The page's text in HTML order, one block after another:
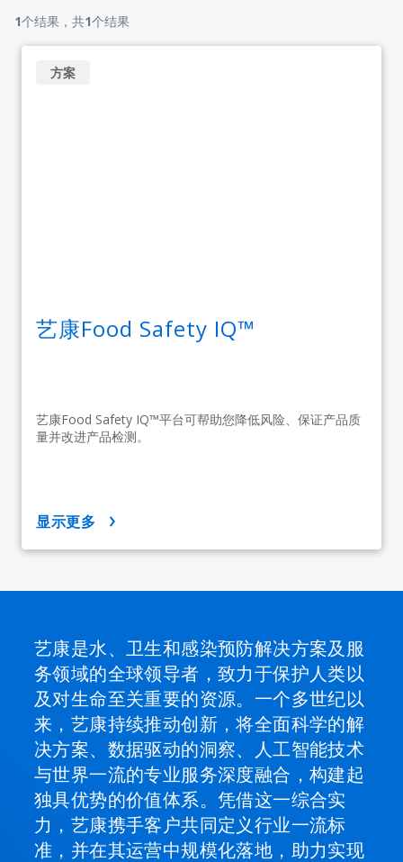
1个结果，共1个结果
艺康Food Safety IQ™
艺康Food Safety IQ™平台可帮助您降低风险、保证产品质
量并改进产品检测。
方案
显示更多
艺康是水、卫生和感染预防解决方案及服
务领域的全球领导者，致力于保护人类以
及对生命至关重要的资源。一个多世纪以
来，艺康持续推动创新，将全面科学的解
决方案、数据驱动的洞察、人工智能技术
与世界一流的专业服务深度融合，构建起
独具优势的价值体系。凭借这一综合实
力，艺康携手客户共同定义行业一流标
准，并在其运营中规模化落地，助力实现